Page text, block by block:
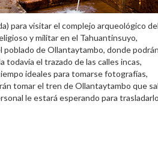
para visitar el complejo arqueológico del
y militar en el Tahuantinsuyo,
de Ollantaytambo, donde podrán
el trazado de las calles incas,
ideales para tomarse fotografías,
tomar el tren de Ollantaytambo que
le estará esperando para